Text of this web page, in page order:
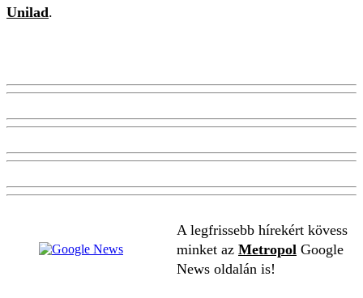
Unilad.
A legfrissebb hírekért kövess
minket az Metropol Google
News oldalán is!